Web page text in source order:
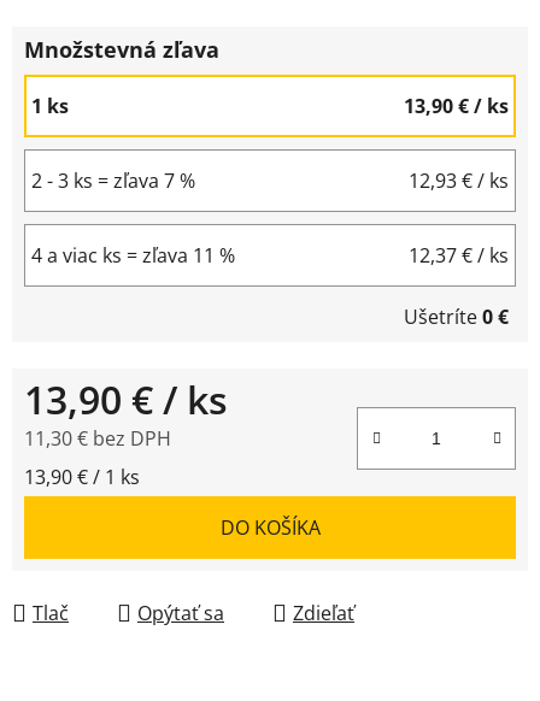
Množstevná zľava
1 ks 13,90 €/ ks
2 - 3 ks = zľava 7 % 12,93 €/ ks
4 a viac ks = zľava 11 % 12,37 €/ ks
Ušetríte0 €
13,90 €/ ks
11,30 € bez DPH
Jednotková cena:
13,90 € / 1 ks
DO KOŠÍKA
Tlač Opýtať sa Zdieľať